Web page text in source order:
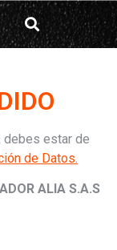
debes estar de
de Datos.
ALIA S.A.S